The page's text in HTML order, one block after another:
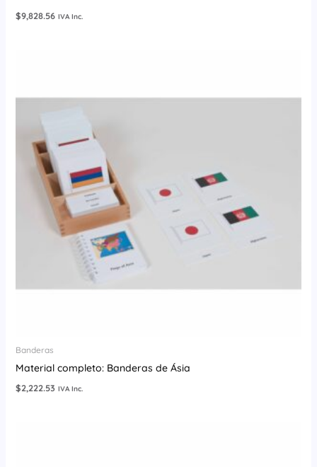
$9,828.56 IVA Inc.
Banderas
Material completo: Banderas de Ásia
$2,222.53 IVA Inc.